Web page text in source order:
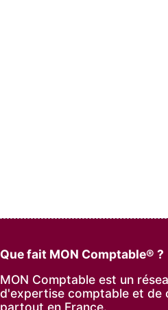
Que fait MON Comptable® ?
MON Comptable est un
d'expertise comptable et de
partout en France.